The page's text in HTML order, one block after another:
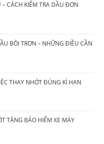
CÁCH KIỂM TRA DẦU ĐƠN
BÔI TRƠN – NHỮNG ĐIỀU CẦN
THAY NHỚT ĐÚNG KÌ HẠN
TẶNG BẢO HIỂM XE MÁY